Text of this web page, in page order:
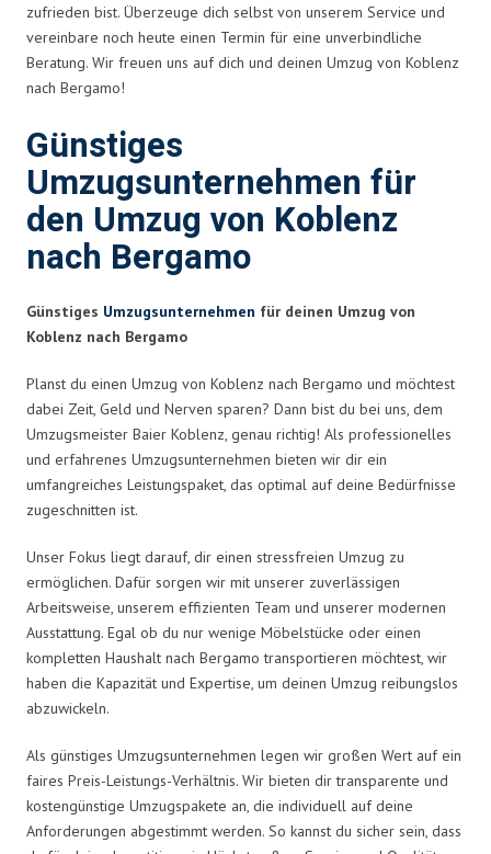
zufrieden bist. Überzeuge dich selbst von unserem Service und
vereinbare noch heute einen Termin für eine unverbindliche
Beratung. Wir freuen uns auf dich und deinen Umzug von Koblenz
nach Bergamo!
Günstiges
Umzugsunternehmen für
den Umzug von Koblenz
nach Bergamo
Günstiges Umzugsunternehmen für deinen Umzug von
Koblenz nach Bergamo
Planst du einen Umzug von Koblenz nach Bergamo und möchtest
dabei Zeit, Geld und Nerven sparen? Dann bist du bei uns, dem
Umzugsmeister Baier Koblenz, genau richtig! Als professionelles
und erfahrenes Umzugsunternehmen bieten wir dir ein
umfangreiches Leistungspaket, das optimal auf deine Bedürfnisse
zugeschnitten ist.
Unser Fokus liegt darauf, dir einen stressfreien Umzug zu
ermöglichen. Dafür sorgen wir mit unserer zuverlässigen
Arbeitsweise, unserem effizienten Team und unserer modernen
Ausstattung. Egal ob du nur wenige Möbelstücke oder einen
kompletten Haushalt nach Bergamo transportieren möchtest, wir
haben die Kapazität und Expertise, um deinen Umzug reibungslos
abzuwickeln.
Als günstiges Umzugsunternehmen legen wir großen Wert auf ein
faires Preis-Leistungs-Verhältnis. Wir bieten dir transparente und
kostengünstige Umzugspakete an, die individuell auf deine
Anforderungen abgestimmt werden. So kannst du sicher sein, dass